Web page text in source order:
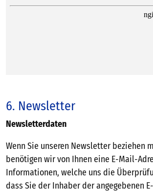
6. Newsletter
Newsletterdaten
Wenn Sie unseren Newsletter beziehen
benötigen wir von Ihnen eine E-Mail-
Informationen, welche uns die
dass Sie der Inhaber der angegebenen